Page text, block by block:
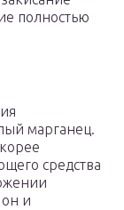
полностью
марганец.
средства
и